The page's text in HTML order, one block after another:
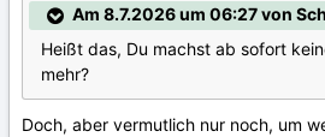
Am 8.7.2026 um 06:27 von
Heißt das, Du machst ab sofort
mehr?
Doch, aber vermutlich nur noch, um